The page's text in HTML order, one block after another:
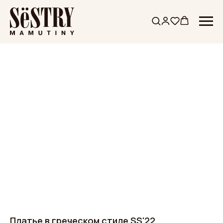
Платье в греческом стиле SS'22